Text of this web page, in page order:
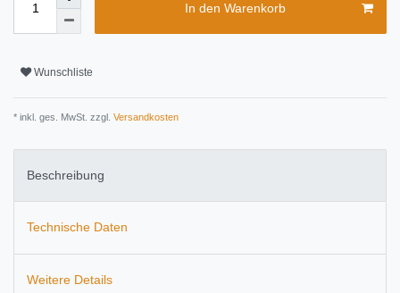
In den Warenkorb
Wunschliste
* inkl. ges. MwSt. zzgl. Versandkosten
Beschreibung
Technische Daten
Weitere Details